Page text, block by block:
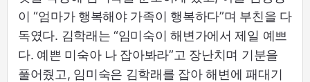
이 “엄마가 행복해야 가족이 행복하다”며 부친을 다
독였다. 김학래는 “임미숙이 해변가에서 제일 예쁘
다. 예쁜 미숙아 나 잡아봐라”고 장난치며 기분을
풀어줬고, 임미숙은 김학래를 잡아 해변에 패대기